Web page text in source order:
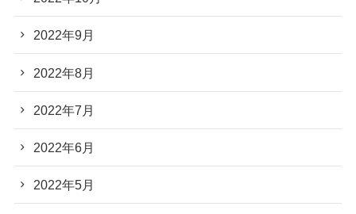
2022年9月
2022年8月
2022年7月
2022年6月
2022年5月